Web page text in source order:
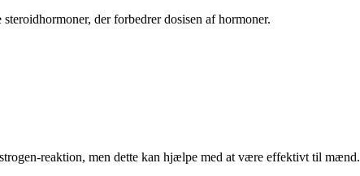
der forbedrer dosisen af ​​hormoner.
reaktion, men dette kan hjælpe med at være effektivt til mænd.